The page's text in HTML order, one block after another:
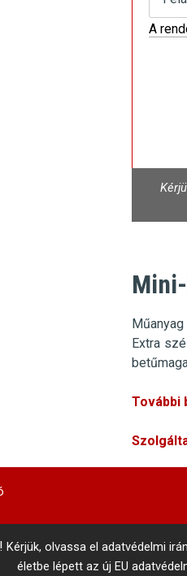
A
Extra
További
# 3206
Kérjük, olvassa el adatvédelmi
életbe lépett az új EU